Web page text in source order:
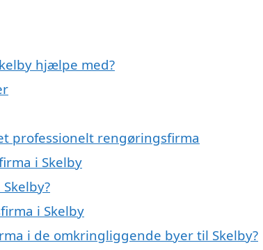
hjælpe med?
professionelt rengøringsfirma
i Skelby
i Skelby
i de omkringliggende byer til Skelby?